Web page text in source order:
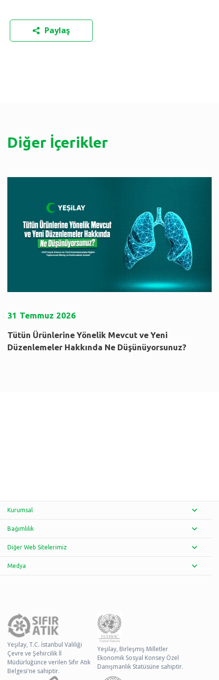
Paylaş
Diğer İçerikler
31 Temmuz 2026
Tütün Ürünlerine Yönelik Mevcut ve Yeni
Düzenlemeler Hakkında Ne Düşünüyorsunuz?
Kurumsal
Bağımlılık
Diğer Web Sitelerimiz
Medya
Yeşilay, T.C. İstanbul Valiliği
Çevre ve Şehircilik İl
Müdürlüğünce verilen Sıfır Atık
Belgesi'ne sahiptir.
Yeşilay, Birleşmiş Milletler
Ekonomik Sosyal Konsey Özel
Danışmanlık Statüsüne sahiptir.